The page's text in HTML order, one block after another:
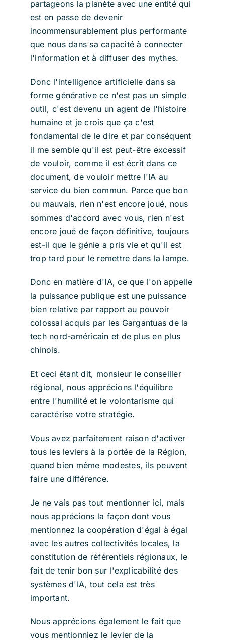
partageons la planète avec une entité qui
est en passe de devenir
incommensurablement plus performante
que nous dans sa capacité à connecter
l'information et à diffuser des mythes.
Donc l'intelligence artificielle dans sa
forme générative ce n'est pas un simple
outil, c'est devenu un agent de l'histoire
humaine et je crois que ça c'est
fondamental de le dire et par conséquent
il me semble qu'il est peut-être excessif
de vouloir, comme il est écrit dans ce
document, de vouloir mettre l'IA au
service du bien commun. Parce que bon
ou mauvais, rien n'est encore joué, nous
sommes d'accord avec vous, rien n'est
encore joué de façon définitive, toujours
est-il que le génie a pris vie et qu'il est
trop tard pour le remettre dans la lampe.
Donc en matière d'IA, ce que l'on appelle
la puissance publique est une puissance
bien relative par rapport au pouvoir
colossal acquis par les Gargantuas de la
tech nord-américain et de plus en plus
chinois.
Et ceci étant dit, monsieur le conseiller
régional, nous apprécions l'équilibre
entre l'humilité et le volontarisme qui
caractérise votre stratégie.
Vous avez parfaitement raison d'activer
tous les leviers à la portée de la Région,
quand bien même modestes, ils peuvent
faire une différence.
Je ne vais pas tout mentionner ici, mais
nous apprécions la façon dont vous
mentionnez la coopération d'égal à égal
avec les autres collectivités locales, la
constitution de référentiels régionaux, le
fait de tenir bon sur l'explicabilité des
systèmes d'IA, tout cela est très
important.
Nous apprécions également le fait que
vous mentionniez le levier de la